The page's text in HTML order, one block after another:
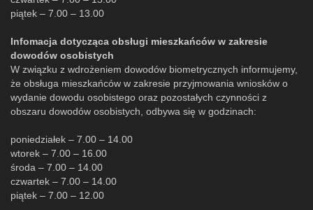
piątek – 7.00 – 13.00
Infomacja dotycząca obsługi mieszkańców w zakresie
dowodów osobistych
W związku z wdrożeniem dowodów biometrycznych informujemy,
że obsługa mieszkańców w zakresie przyjmowania wniosków o
wydanie dowodu osobistego oraz pozostałych czynności z
obszaru dowodów osobistych, odbywa się w godzinach:
poniedziałek – 7.00 – 14.00
wtorek – 7.00 – 16.00
środa – 7.00 – 14.00
czwartek – 7.00 – 14.00
piątek – 7.00 – 12.00